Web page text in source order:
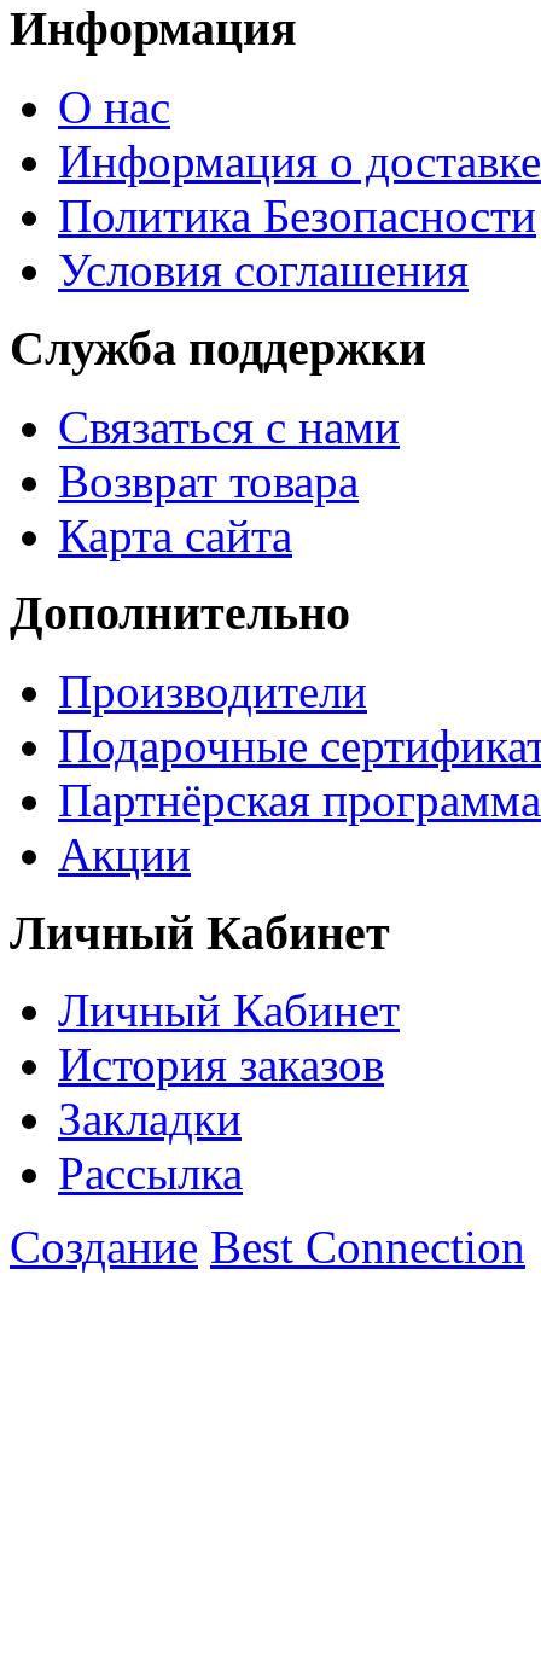
Информация
О нас
Информация о доставке
Политика Безопасности
Условия соглашения
Служба поддержки
Связаться с нами
Возврат товара
Карта сайта
Дополнительно
Производители
Подарочные
Партнёрская программа
Акции
Личный Кабинет
Личный Кабинет
История заказов
Закладки
Рассылка
Создание Best Connection